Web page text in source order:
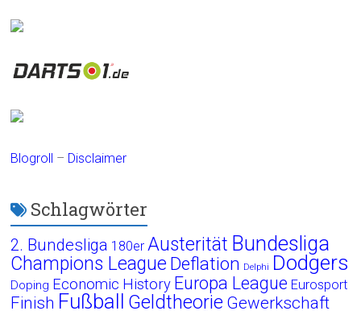
Blogroll – Disclaimer
Schlagwörter
2. Bundesliga 180er Austerität Bundesliga
Champions League Deflation Delphi Dodgers
Doping Economic History Europa League Eurosport
Finish Fußball Geldtheorie Gewerkschaft